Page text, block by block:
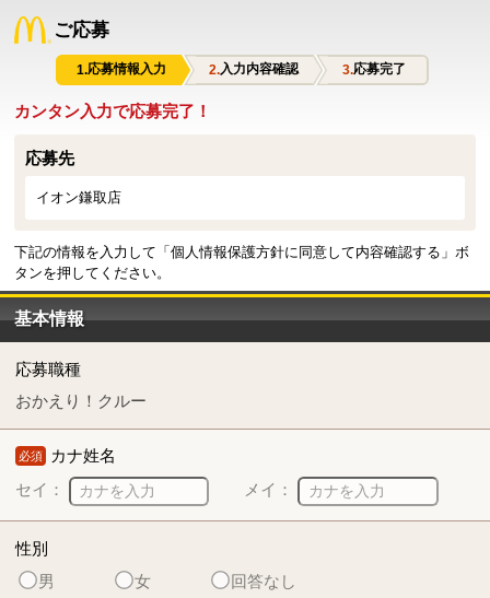
ご応募
応募情報入力 入力内容確認 応募完了
カンタン入力で応募完了！
応募先
イオン鎌取店
下記の情報を入力して「個人情報保護方針に同意して内容確認する」ボ
タンを押してください。
基本情報
応募職種
おかえり！クルー
必須 カナ姓名
セイ：
メイ：
性別
男
女 回答なし